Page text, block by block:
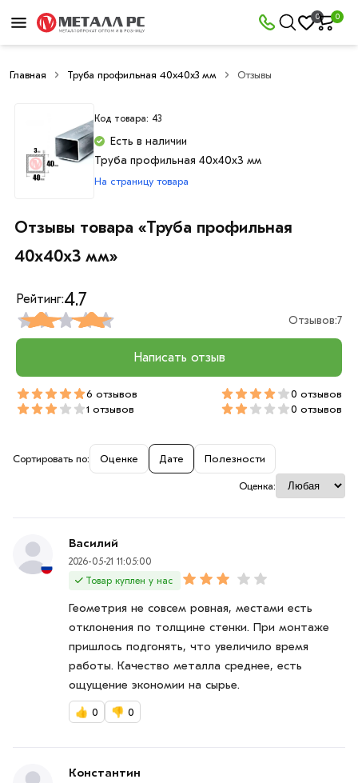
0 0
Главная Труба профильная 40х40х3 мм Отзывы
Код товара: 43
Есть в наличии
Труба профильная 40х40х3 мм
На страницу товара
Отзывы товара «Труба профильная
40х40х3 мм»
Сортировать по: Оценке Дате Полезности
Оценка:
Василий
2026-05-21 11:05:00
Товар куплен у нас
Геометрия не совсем ровная, местами есть
отклонения по толщине стенки. При монтаже
пришлось подгонять, что увеличило время
работы. Качество металла среднее, есть
ощущение экономии на сырье.
👍 0 👎 0
Константин
Рейтинг:4.7
Отзывов:7
Написать отзыв
6 отзывов
0 отзывов
1 отзывов
0 отзывов